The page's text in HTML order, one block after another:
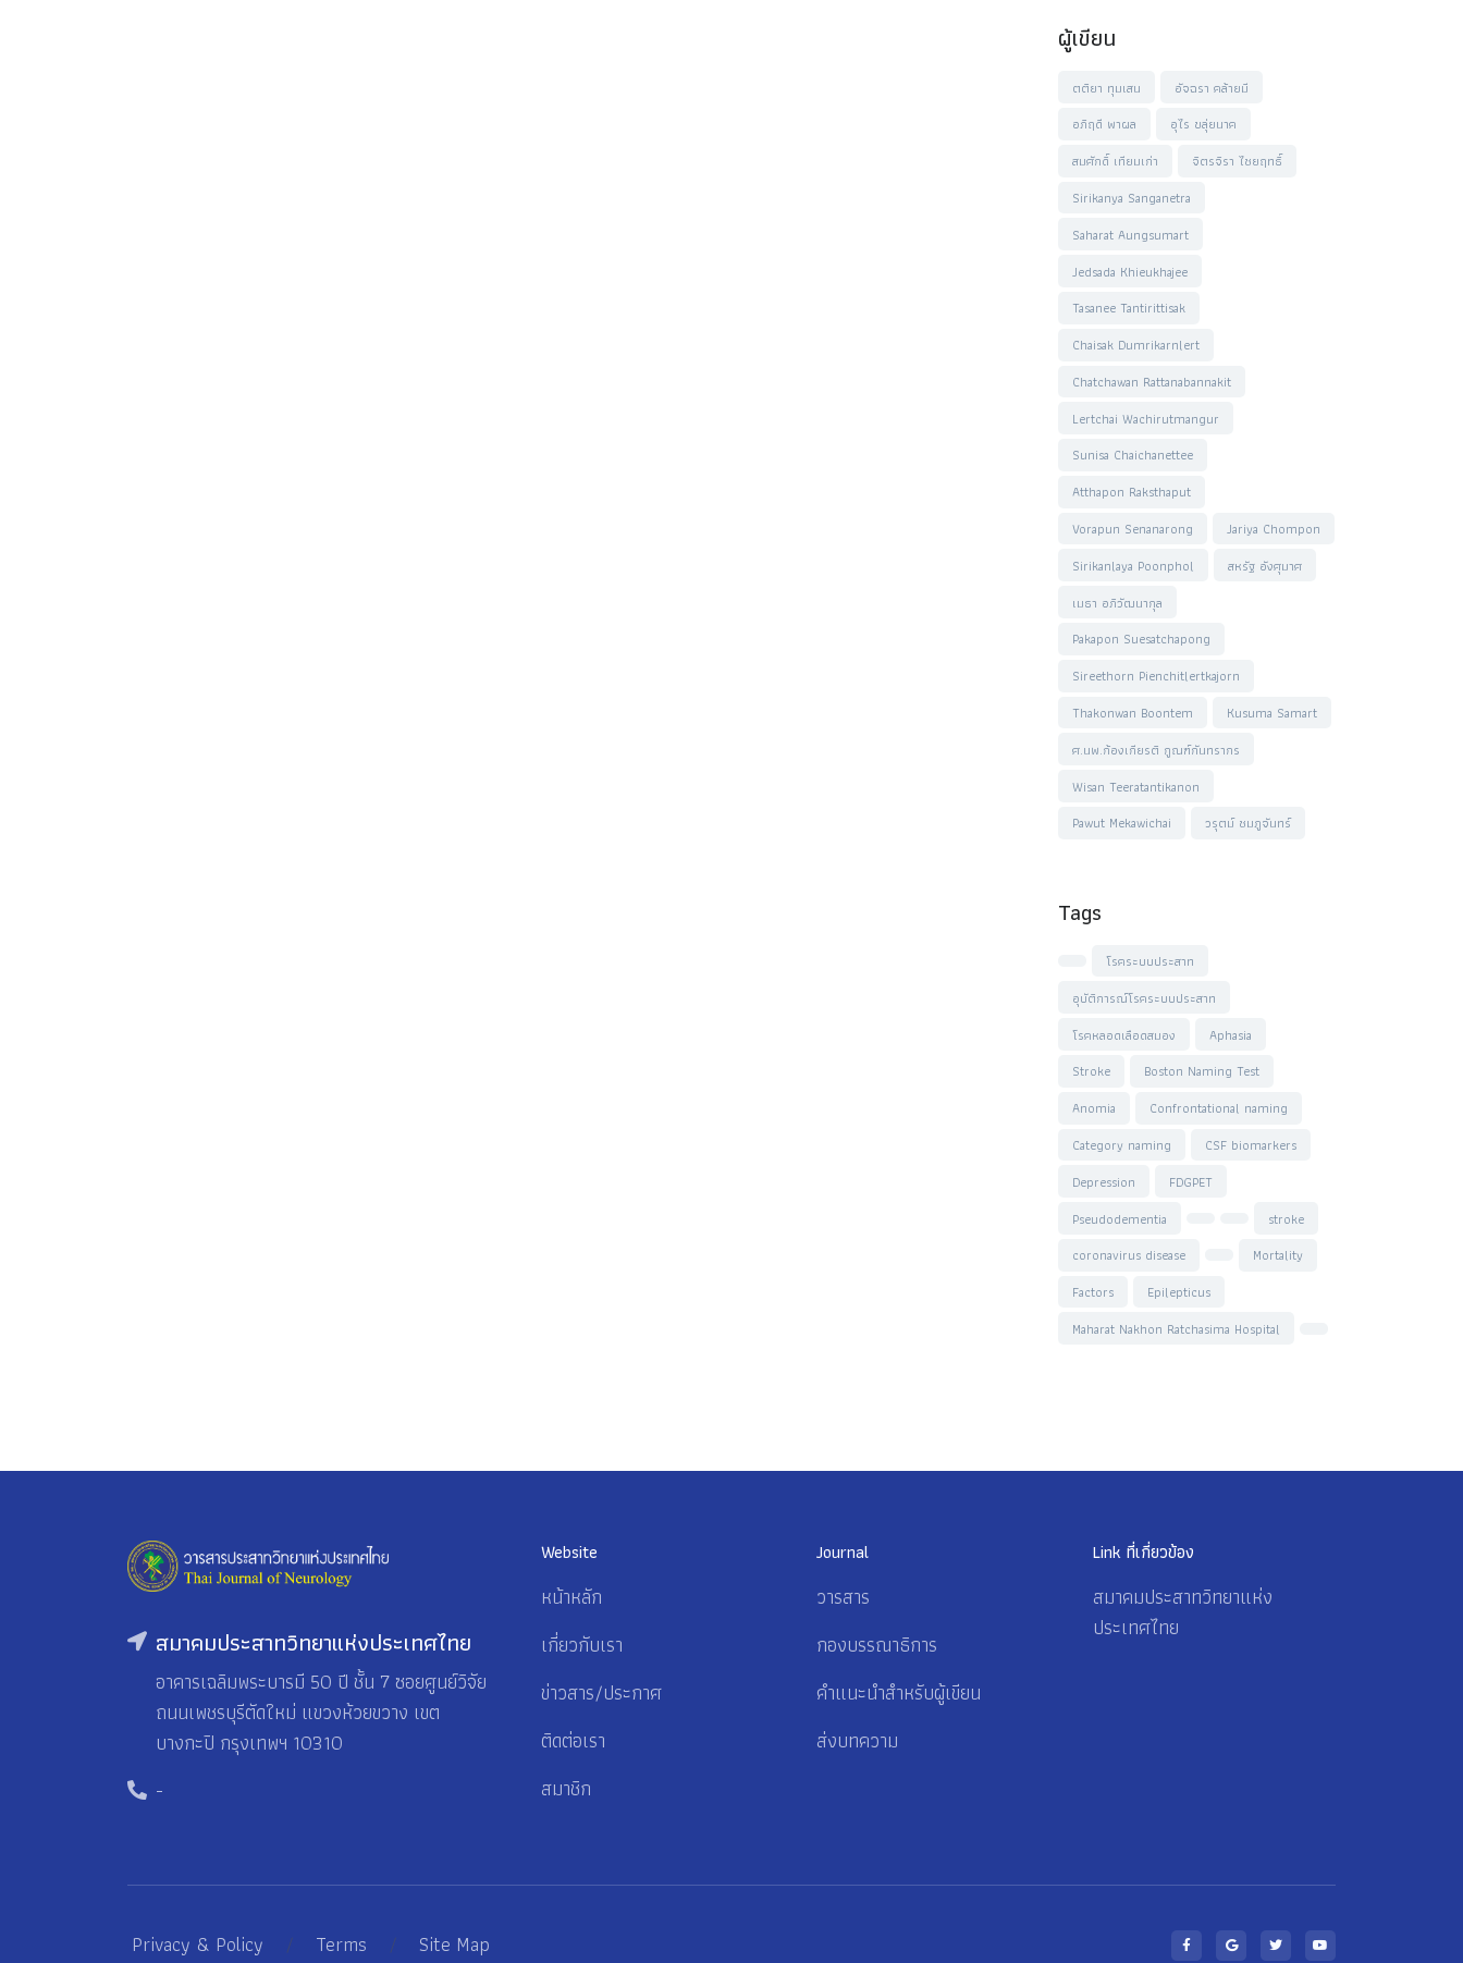
ผู้เขียน
ตติยา ทุมเสน
อัจฉรา คล้ายมี
อภิฤดี พาผล
อุไร ขลุ่ยนาค
สมศักดิ์ เทียมเก่า
จิตรจิรา ไชยฤทธิ์
Sirikanya Sanganetra
Saharat Aungsumart
Jedsada Khieukhajee
Tasanee Tantirittisak
Chaisak Dumrikarnlert
Chatchawan Rattanabannakit
Lertchai Wachirutmangur
Sunisa Chaichanettee
Atthapon Raksthaput
Vorapun Senanarong
Jariya Chompon
Sirikanlaya Poonphol
สหรัฐ อังศุมาศ
เมธา อภิวัฒนากุล
Pakapon Suesatchapong
Sireethorn Pienchitlertkajorn
Thakonwan Boontem
Kusuma Samart
ศ.นพ.ก้องเกียรติ กูณฑ์กันทรากร
Wisan Teeratantikanon
Pawut Mekawichai
วรุตม์ ชมภูจันทร์
Tags
โรคระบบประสาท
อุบัติการณ์โรคระบบประสาท
โรคหลอดเลือดสมอง
Aphasia
Stroke
Boston Naming Test
Anomia
Confrontational naming
Category naming
CSF biomarkers
Depression
FDGPET
Pseudodementia
stroke
coronavirus disease
Mortality
Factors
Epilepticus
Maharat Nakhon Ratchasima Hospital
สมาคมประสาทวิทยาแห่งประเทศไทย
อาคารเฉลิมพระบารมี 50 ปี ชั้น 7 ซอยศูนย์วิจัย
ถนนเพชรบุรีตัดใหม่ แขวงห้วยขวาง เขต
บางกะปิ กรุงเทพฯ 10310
-
Website
หน้าหลัก
เกี่ยวกับเรา
ข่าวสาร/ประกาศ
ติดต่อเรา
สมาชิก
Journal
วารสาร
กองบรรณาธิการ
คำแนะนำสำหรับผู้เขียน
ส่งบทความ
Link ที่เกี่ยวข้อง
สมาคมประสาทวิทยาแห่ง
ประเทศไทย
Privacy & Policy / Terms / Site Map